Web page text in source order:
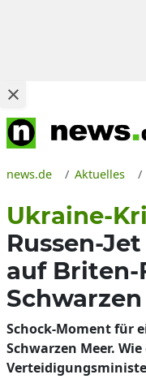
news.de Aktuelles
Ukraine-
Russen-
auf Briten-
Schock-Moment für
Schwarzen Meer.